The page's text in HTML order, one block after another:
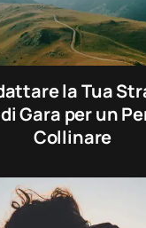
la Tua
Gara per un
Collinare